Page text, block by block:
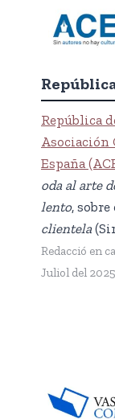
República
Asociación
España
oda al arte
lento,
clientela
Redacció en
Juliol del